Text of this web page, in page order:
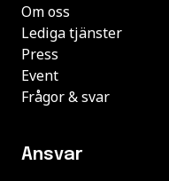
Om oss
Lediga tjänster
Press
Event
Frågor & svar
Ansvar